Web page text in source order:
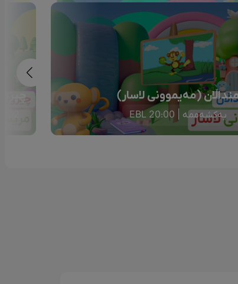
(مەیموونی لاسار)
یەکشەممە | 20:00 EBL